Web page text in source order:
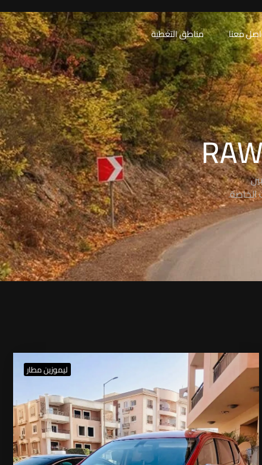
معنا مناطق التغطية
الخاصة.
ليموزين مطار